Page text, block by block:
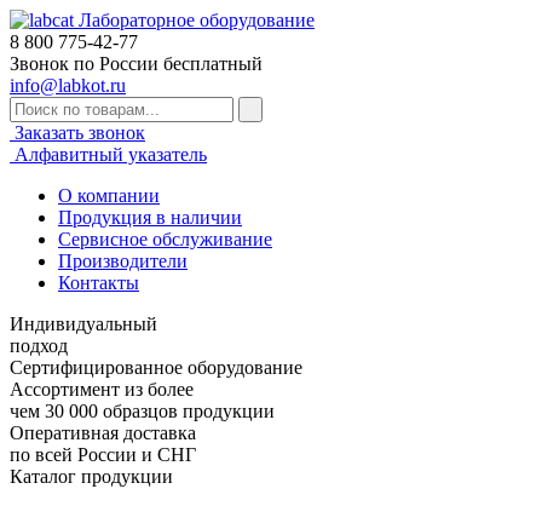
Лабораторное оборудование
8 800 775-42-77
Звонок по России бесплатный
info@labkot.ru
Заказать звонок
Алфавитный указатель
О компании
Продукция в наличии
Сервисное обслуживание
Производители
Контакты
Индивидуальный
подход
Сертифицированное оборудование
Ассортимент из более
чем 30 000 образцов продукции
Оперативная доставка
по всей России и СНГ
Каталог продукции